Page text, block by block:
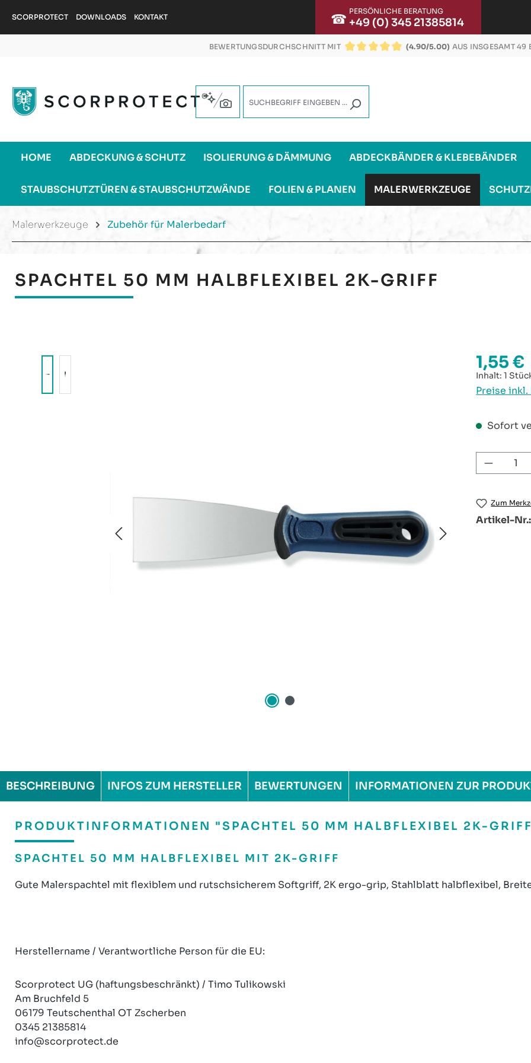
Hauptinhalt springen
Zur Suche springen
Zur Hauptnavigation springen
SCORPROTECT DOWNLOADS KONTAKT ☎ PERSÖNLICHE BERATUNG
+49 (0) 345 21385814
BEWERTUNGSDURCHSCHNITT MIT
(4.90/5.00) AUS INSGESAMT 49
HOME ABDECKUNG & SCHUTZ ISOLIERUNG & DÄMMUNG ABDECKBÄNDER & KLEBEBÄNDER
STAUBSCHUTZTÜREN & STAUBSCHUTZWÄNDE FOLIEN & PLANEN MALERWERKZEUGE
Malerwerkzeuge Zubehör für Malerbedarf
SPACHTEL 50 MM HALBFLEXIBEL 2K-GRIFF
Regulärer
1,55 €
Inhalt:1
Preise
Sofort
Zum
Artikel-Nr.:
BESCHREIBUNG INFOS ZUM HERSTELLER BEWERTUNGEN INFORMATIONEN ZUR
PRODUKTINFORMATIONEN "SPACHTEL 50 MM HALBFLEXIBEL 2K-
SPACHTEL 50 MM HALBFLEXIBEL MIT 2K-GRIFF
Gute Malerspachtel mit flexiblem und rutschsicherem Softgriff, 2K ergo-grip, Stahlblatt halbflexibel,
Herstellername / Verantwortliche Person für die EU:
Scorprotect UG (haftungsbeschränkt) / Timo Tulikowski
Am Bruchfeld 5
06179 Teutschenthal OT Zscherben
0345 21385814
info@scorprotect.de